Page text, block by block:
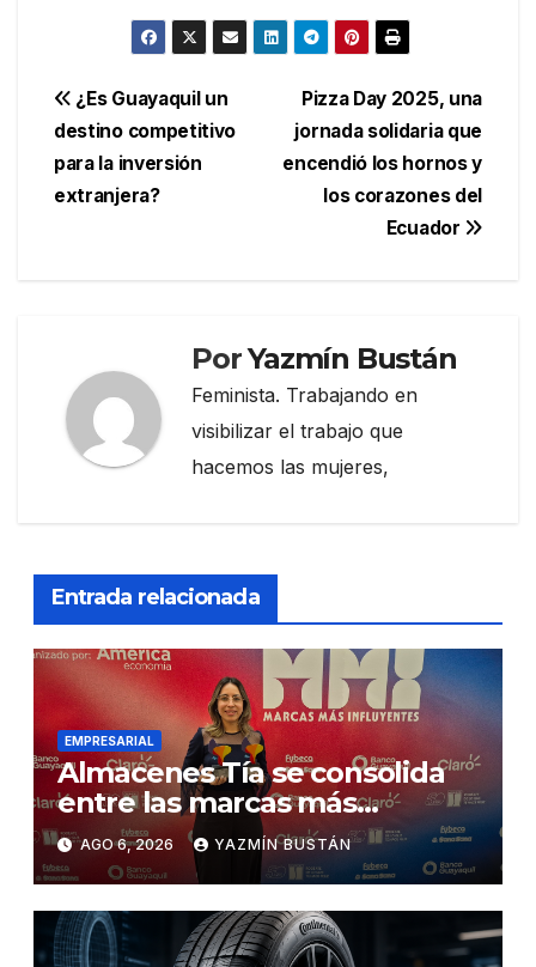
Navegación
de
entradas
Pizza Day 2025, una
jornada solidaria que
encendió los hornos y
los corazones del
Ecuador
¿Es Guayaquil un
destino competitivo
para la inversión
extranjera?
PorYazmín Bustán
Feminista. Trabajando en
visibilizar el trabajo que
hacemos las mujeres,
Entrada relacionada
EMPRESARIAL
Almacenes Tía se consolida
entre las marcas más
influyentes del Ecuador
AGO 6, 2026 YAZMÍN BUSTÁN